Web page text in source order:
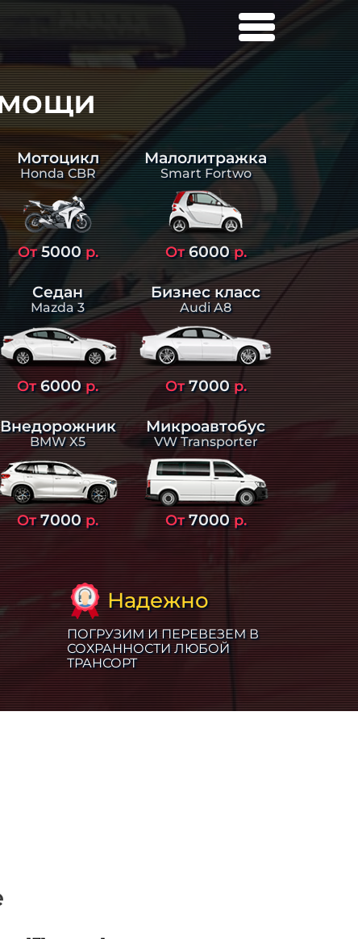
Мотоцикл
Honda CBR
От5000р.
Малолитражка
Smart Fortwo
От6000р.
Седан
Mazda 3
От6000р.
Бизнес класс
Audi A8
От7000р.
Внедорожник
BMW X5
От7000р.
Микроавтобус
VW Transporter
От7000р.
Надежно
ПОГРУЗИМ И ПЕРЕВЕЗЕМ В
СОХРАННОСТИ ЛЮБОЙ
ТРАНСОРТ